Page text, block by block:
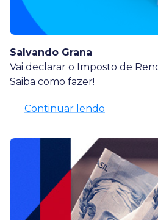
Salvando Grana
Vai declarar o Imposto de
Saiba como fazer!
Continuar lendo